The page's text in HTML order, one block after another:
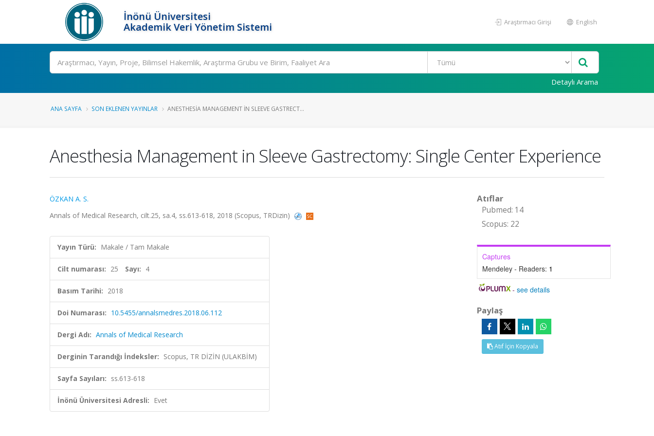
İnönü Üniversitesi
Akademik Veri Yönetim Sistemi
Araştırmacı Girişi English
Ara
Detaylı Arama
ANA SAYFA SON EKLENEN YAYINLAR ANESTHESIA MANAGEMENT IN SLEEVE GASTRECT...
Anesthesia Management in Sleeve Gastrectomy: Single Center Experience
ÖZKAN A. S.
Annals of Medical Research, cilt.25, sa.4, ss.613-618, 2018 (Scopus, TRDizin)
Yayın Türü: Makale / Tam Makale
Cilt numarası: 25 Sayı: 4
Basım Tarihi: 2018
Doi Numarası: 10.5455/annalsmedres.2018.06.112
Dergi Adı: Annals of Medical Research
Derginin Tarandığı İndeksler: Scopus, TR DİZİN (ULAKBİM)
Sayfa Sayıları: ss.613-618
İnönü Üniversitesi Adresli: Evet
Atıflar
Pubmed: 14
Scopus: 22
Captures
Mendeley - Readers: 1
-see details
Paylaş
Atıf İçin Kopyala